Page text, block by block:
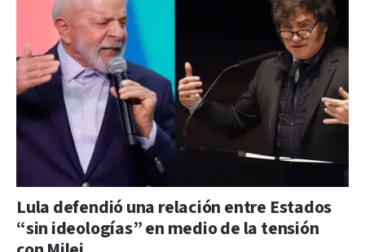
Lula defendió una relación entre Estados
“sin ideologías” en medio de la tensión